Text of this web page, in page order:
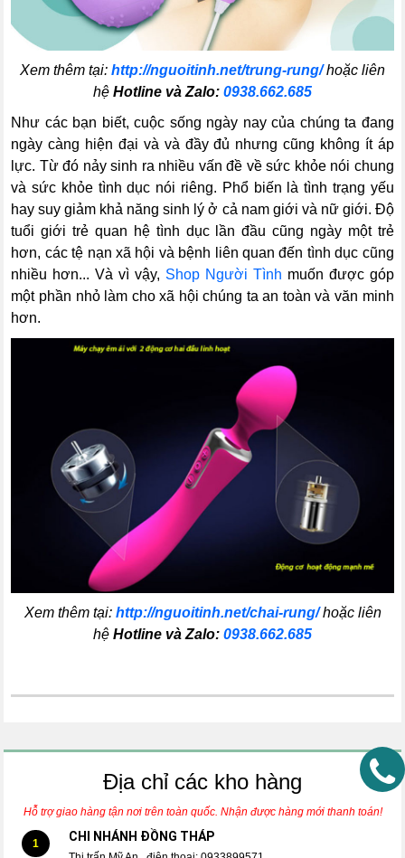
Xem thêm tại: http://nguoitinh.net/trung-rung/hoặc liên
hệ Hotline và Zalo: 0938.662.685
Như các bạn biết, cuộc sống ngày nay của chúng ta đang
ngày càng hiện đại và và đầy đủ nhưng cũng không ít áp
lực. Từ đó nảy sinh ra nhiều vấn đề về sức khỏe nói chung
và sức khỏe tình dục nói riêng. Phổ biến là tình trạng yếu
hay suy giảm khả năng sinh lý ở cả nam giới và nữ giới. Độ
tuổi giới trẻ quan hệ tình dục lần đầu cũng ngày một trẻ
hơn, các tệ nạn xã hội và bệnh liên quan đến tình dục cũng
nhiều hơn... Và vì vậy, Shop Người Tình muốn được góp
một phần nhỏ làm cho xã hội chúng ta an toàn và văn minh
hơn.
Xem thêm tại: http://nguoitinh.net/chai-rung/hoặc liên
hệ Hotline và Zalo: 0938.662.685
Địa chỉ các kho hàng
Hỗ trợ giao hàng tận nơi trên toàn quốc. Nhận được hàng mới thanh toán!
1 CHI NHÁNH ĐỒNG THÁP